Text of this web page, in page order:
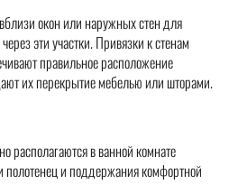
окон или наружных стен для
эти участки. Привязки к стенам
правильное расположение
их перекрытие мебелью или шторами.
располагаются в ванной комнате
полотенец и поддержания комфортной